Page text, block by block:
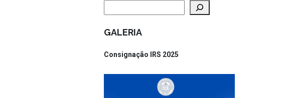
GALERIA
Consignação IRS 2025